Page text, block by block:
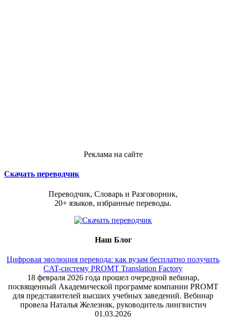
Реклама на сайте
Скачать переводчик
Переводчик, Словарь и Разговорник,
20+ языков, избранные переводы.
Наш Блог
Цифровая эволюция перевода: как вузам бесплатно получить
CAT-систему PROMT Translation Factory
18 февраля 2026 года прошел очередной вебинар,
посвященный Академической программе компании PROMT
для представителей высших учебных заведений. Вебинар
провела Наталья Железняк, руководитель лингвистич
01.03.2026